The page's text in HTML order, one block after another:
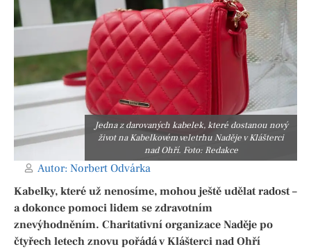
Jedna z darovaných kabelek, které dostanou nový
život na Kabelkovém veletrhu Naděje v Klášterci
nad Ohří. Foto: Redakce
Autor: Norbert Odvárka
Kabelky, které už nenosíme, mohou ještě udělat radost –
a dokonce pomoci lidem se zdravotním
znevýhodněním. Charitativní organizace Naděje po
čtyřech letech znovu pořádá v Klášterci nad Ohří